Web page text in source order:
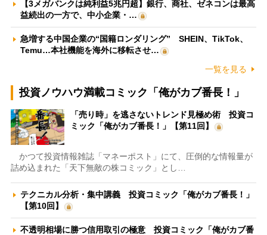
【3メガバンクは純利益5兆円超】銀行、商社、ゼネコンは最高
益続出の一方で、中小企業・…
急増する中国企業の“国籍ロンダリング” SHEIN、TikTok、
Temu…本社機能を海外に移転させ…
一覧を見る
投資ノウハウ満載コミック「俺がカブ番長！」
「売り時」を逃さないトレンド見極め術 投資コ
ミック「俺がカブ番長！」【第11回】
かつて投資情報雑誌「マネーポスト」にて、圧倒的な情報量が
詰め込まれた「天下無敵の株コミック」とし…
テクニカル分析・集中講義 投資コミック「俺がカブ番長！」
【第10回】
不透明相場に勝つ信用取引の極意 投資コミック「俺がカブ番